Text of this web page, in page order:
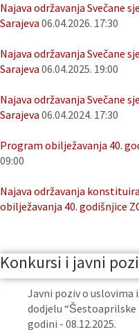
Najava održavanja Svečane
Sarajeva 06.04.2026. 17:30
Najava održavanja Svečane
Sarajeva 06.04.2025. 19:00
Najava održavanja Svečane
Sarajeva 06.04.2024. 17:30
Program obilježavanja 40.
09:00
Najava održavanja
obilježavanja 40. godišnjice
Konkursi i javni
Javni poziv o uslovima
dodjelu “Šestoaprilske
godini - 08.12.2025.